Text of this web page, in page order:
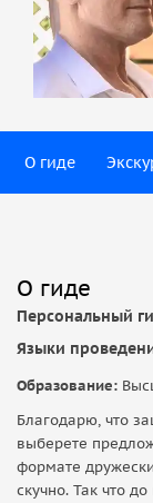
О гиде
О гиде
Персональный
Языки
Образование:
Благодарю, что
выберете
формате
скучно. Так что